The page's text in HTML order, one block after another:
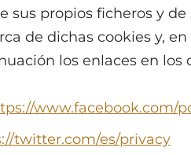
sus propios ficheros y
de dichas cookies y,
los enlaces en
www.facebook.com/
twitter.com/es/privacy